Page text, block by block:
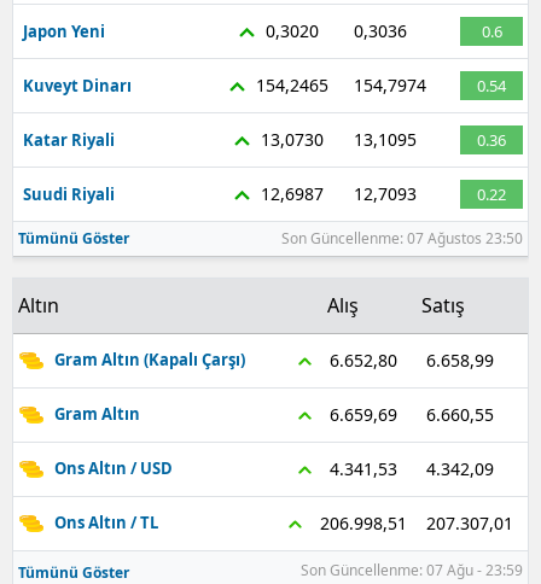
Japon Yeni 0,3020 0,3036 0.6
Kuveyt Dinarı 154,2465 154,7974 0.54
Katar Riyali 13,0730 13,1095 0.36
Suudi Riyali 12,6987 12,7093 0.22
Tümünü Göster Son Güncellenme: 07 Ağustos 23:50
Altın Alış Satış
Gram Altın (Kapalı Çarşı) 6.652,80 6.658,99
Gram Altın 6.659,69 6.660,55
Ons Altın / USD 4.341,53 4.342,09
Ons Altın / TL 206.998,51 207.307,01
Tümünü Göster Son Güncellenme: 07 Ağu - 23:59